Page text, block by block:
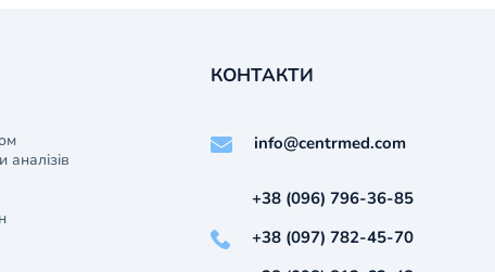
аналізів
КОНТАКТИ
info@centrmed.com
+38 (096) 796-36-85
+38 (097) 782-45-70